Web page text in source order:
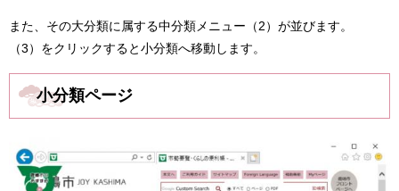
また、その大分類に属する中分類メニュー（2）が並びます。
（3）をクリックすると小分類へ移動します。
小分類ページ